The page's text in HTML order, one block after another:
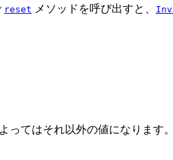
reset メソッドを呼び出すと、
ってはそれ以外の値になります